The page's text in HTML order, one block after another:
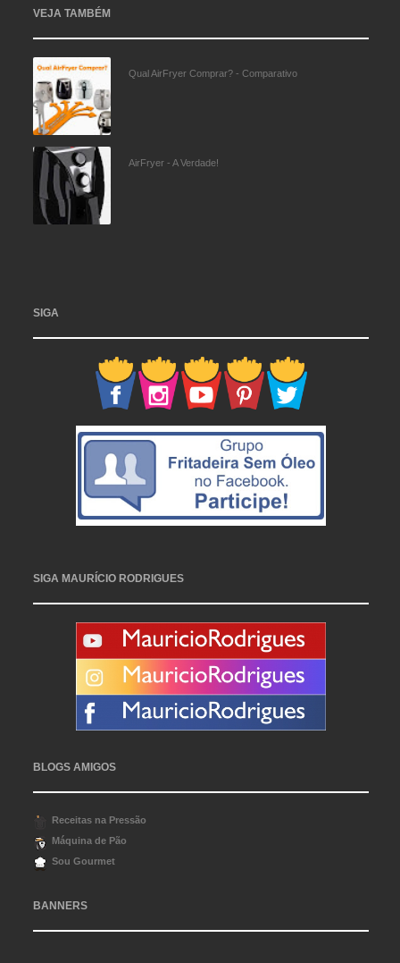
VEJA TAMBÉM
Qual AirFryer Comprar? - Comparativo
AirFryer - A Verdade!
SIGA
SIGA MAURÍCIO RODRIGUES
BLOGS AMIGOS
Receitas na Pressão
Máquina de Pão
Sou Gourmet
BANNERS